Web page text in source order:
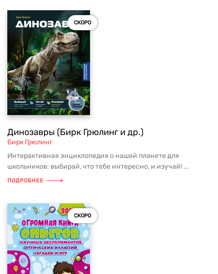
СКОРО
Динозавры (Бирк Грюлинг и др.)
Бирк Грюлинг
Интерактивная энциклопедия о нашей планете для
школьников: выбирай, что тебе интересно, и изучай! ...
ПОДРОБНЕЕ
СКОРО